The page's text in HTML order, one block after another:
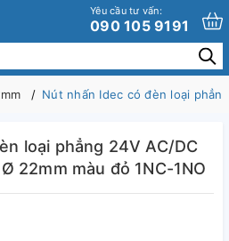
Yêu cầu tư vấn:
090 105 9191
Nút nhấn Idec có đèn loại
loại phẳng 24V AC/DC
22mm màu đỏ 1NC-1NO